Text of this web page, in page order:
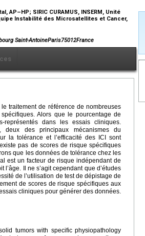
SIRIC CURAMUS, INSERM, Unité
Instabilité des Microsatellites et Cancer,
Saint-AntoineParis75012France
traitement de référence de nombreuses
Alors que le pourcentage de
dans les essais cliniques.
des principaux mécanismes du
la tolérance et l’efficacité des ICI sont
pas de scores de risque spécifiques
que les données de tolérance chez les
est un facteur de risque indépendant de
Il ne s’agit cependant que d’études
de l’utilisation de test de dépistage de
de scores de risque spécifiques aux
cliniques pour générer des données.
tumors with specific physiopathology